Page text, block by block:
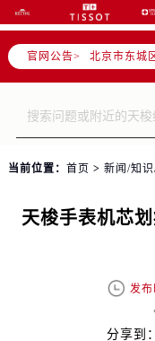
官网公告>
节假日正常
当前位置： 首页 > 新闻/知
天梭手表机芯
发
分享到